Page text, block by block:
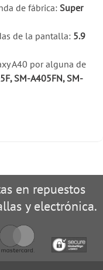
de fábrica: Super
de la pantalla: 5.9
A40 por alguna de
SM-A405FN, SM-
en repuestos
y electrónica.